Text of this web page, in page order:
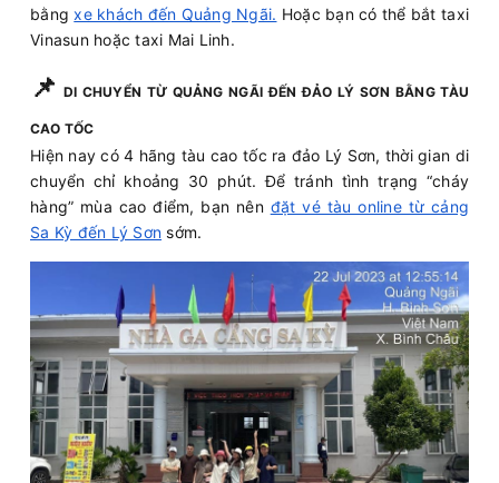
bằngxe khách đến Quảng Ngãi. Hoặc bạn có thể bắt taxi
Vinasun hoặc taxi Mai Linh.
📌 DI CHUYỂN TỪ QUẢNG NGÃI ĐẾN ĐẢO LÝ SƠN BẰNG TÀU
CAO TỐC
Hiện nay có 4 hãng tàu cao tốc ra đảo Lý Sơn, thời gian di
chuyển chỉ khoảng 30 phút. Để tránh tình trạng “cháy
hàng” mùa cao điểm, bạn nên đặt vé tàu online từ cảng
Sa Kỳ đến Lý Sơn sớm.